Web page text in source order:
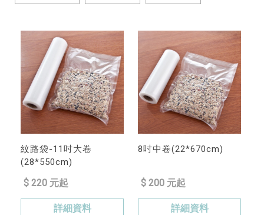
紋路袋-11吋大卷
(28*550cm)
$ 220 元起
詳細資料
8吋中卷(22*670cm)
$ 200 元起
詳細資料